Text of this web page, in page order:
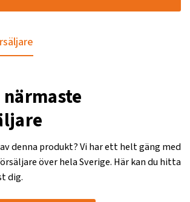
denna produkt? Vi har ett helt gäng med
över hela Sverige. Här kan du hitta
dig.